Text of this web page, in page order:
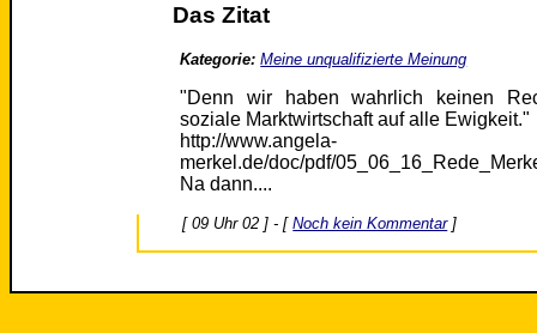
Das Zitat
Kategorie: Meine unqualifizierte Meinung
"Denn wir haben wahrlich keinen
soziale Marktwirtschaft auf alle Ewigkeit."
http://www.angela-
merkel.de/doc/pdf/
Na dann....
[ 09 Uhr 02 ] - [Noch kein Kommentar]